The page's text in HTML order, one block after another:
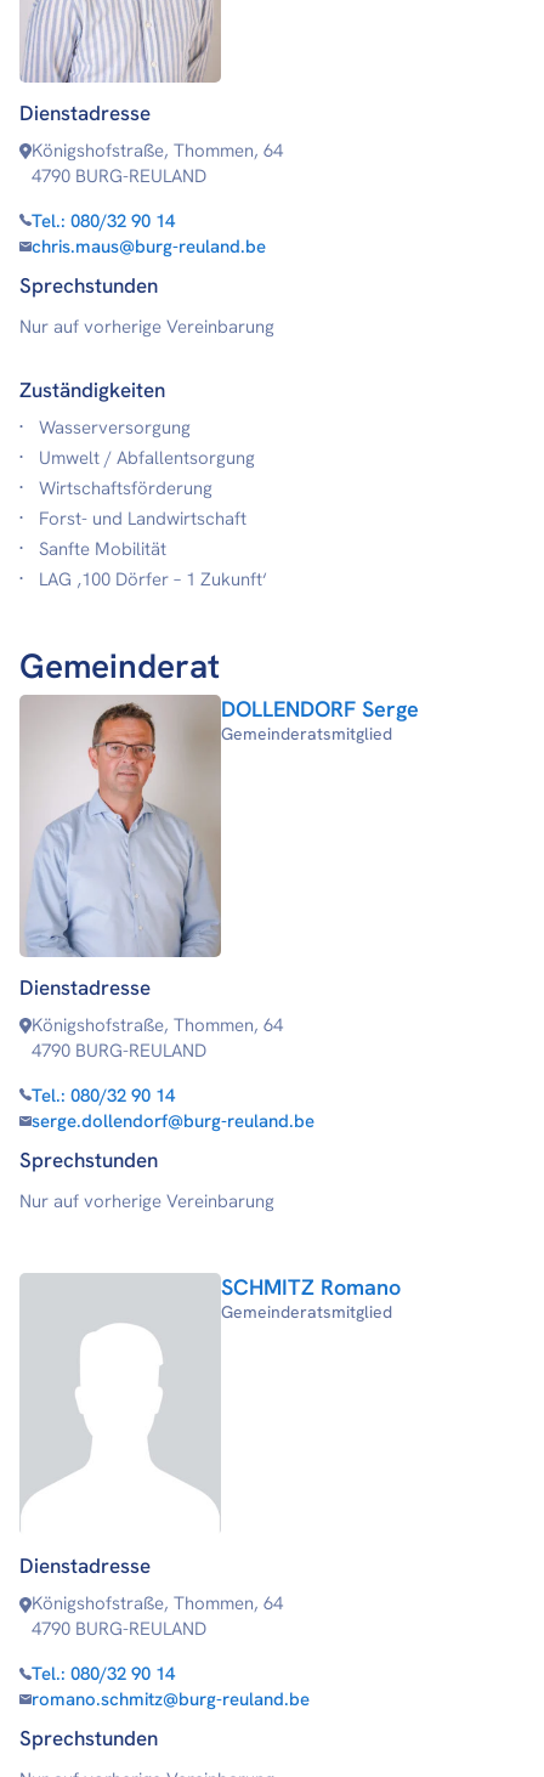
Dienstadresse
Königshofstraße, Thommen, 64
4790 BURG-REULAND
Tel.: 080/32 90 14
chris.maus@burg-reuland.be
Sprechstunden
Nur auf vorherige Vereinbarung
Zuständigkeiten
Wasserversorgung
Umwelt / Abfallentsorgung
Wirtschaftsförderung
Forst- und Landwirtschaft
Sanfte Mobilität
LAG ‚100 Dörfer – 1 Zukunft‘
Gemeinderat
DOLLENDORF Serge
Gemeinderatsmitglied
Dienstadresse
Königshofstraße, Thommen, 64
4790 BURG-REULAND
Tel.: 080/32 90 14
serge.dollendorf@burg-reuland.be
Sprechstunden
Nur auf vorherige Vereinbarung
SCHMITZ Romano
Gemeinderatsmitglied
Dienstadresse
Königshofstraße, Thommen, 64
4790 BURG-REULAND
Tel.: 080/32 90 14
romano.schmitz@burg-reuland.be
Sprechstunden